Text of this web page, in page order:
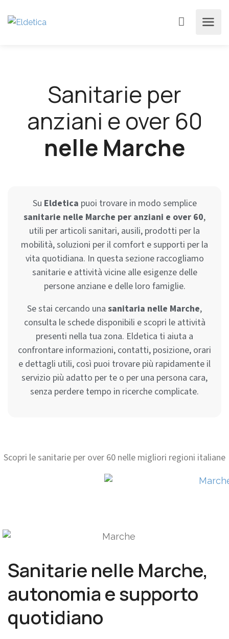
Sanitarie per
anziani e over 60
nelle Marche
Su Eldetica puoi trovare in modo semplice
sanitarie nelle Marche per anziani e over 60,
utili per articoli sanitari, ausili, prodotti per la
mobilità, soluzioni per il comfort e supporti per la
vita quotidiana. In questa sezione raccogliamo
sanitarie e attività vicine alle esigenze delle
persone anziane e delle loro famiglie.
Se stai cercando una sanitaria nelle Marche,
consulta le schede disponibili e scopri le attività
presenti nella tua zona. Eldetica ti aiuta a
confrontare informazioni, contatti, posizione, orari
e dettagli utili, così puoi trovare più rapidamente il
servizio più adatto per te o per una persona cara,
senza perdere tempo in ricerche complicate.
Scopri le sanitarie per over 60 nelle migliori regioni italiane
Sanitarie nelle Marche,
autonomia e supporto
quotidiano